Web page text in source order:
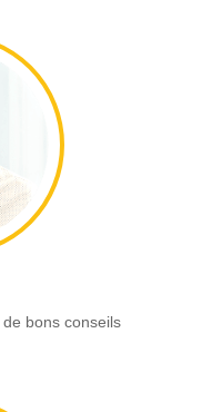
bons conseils